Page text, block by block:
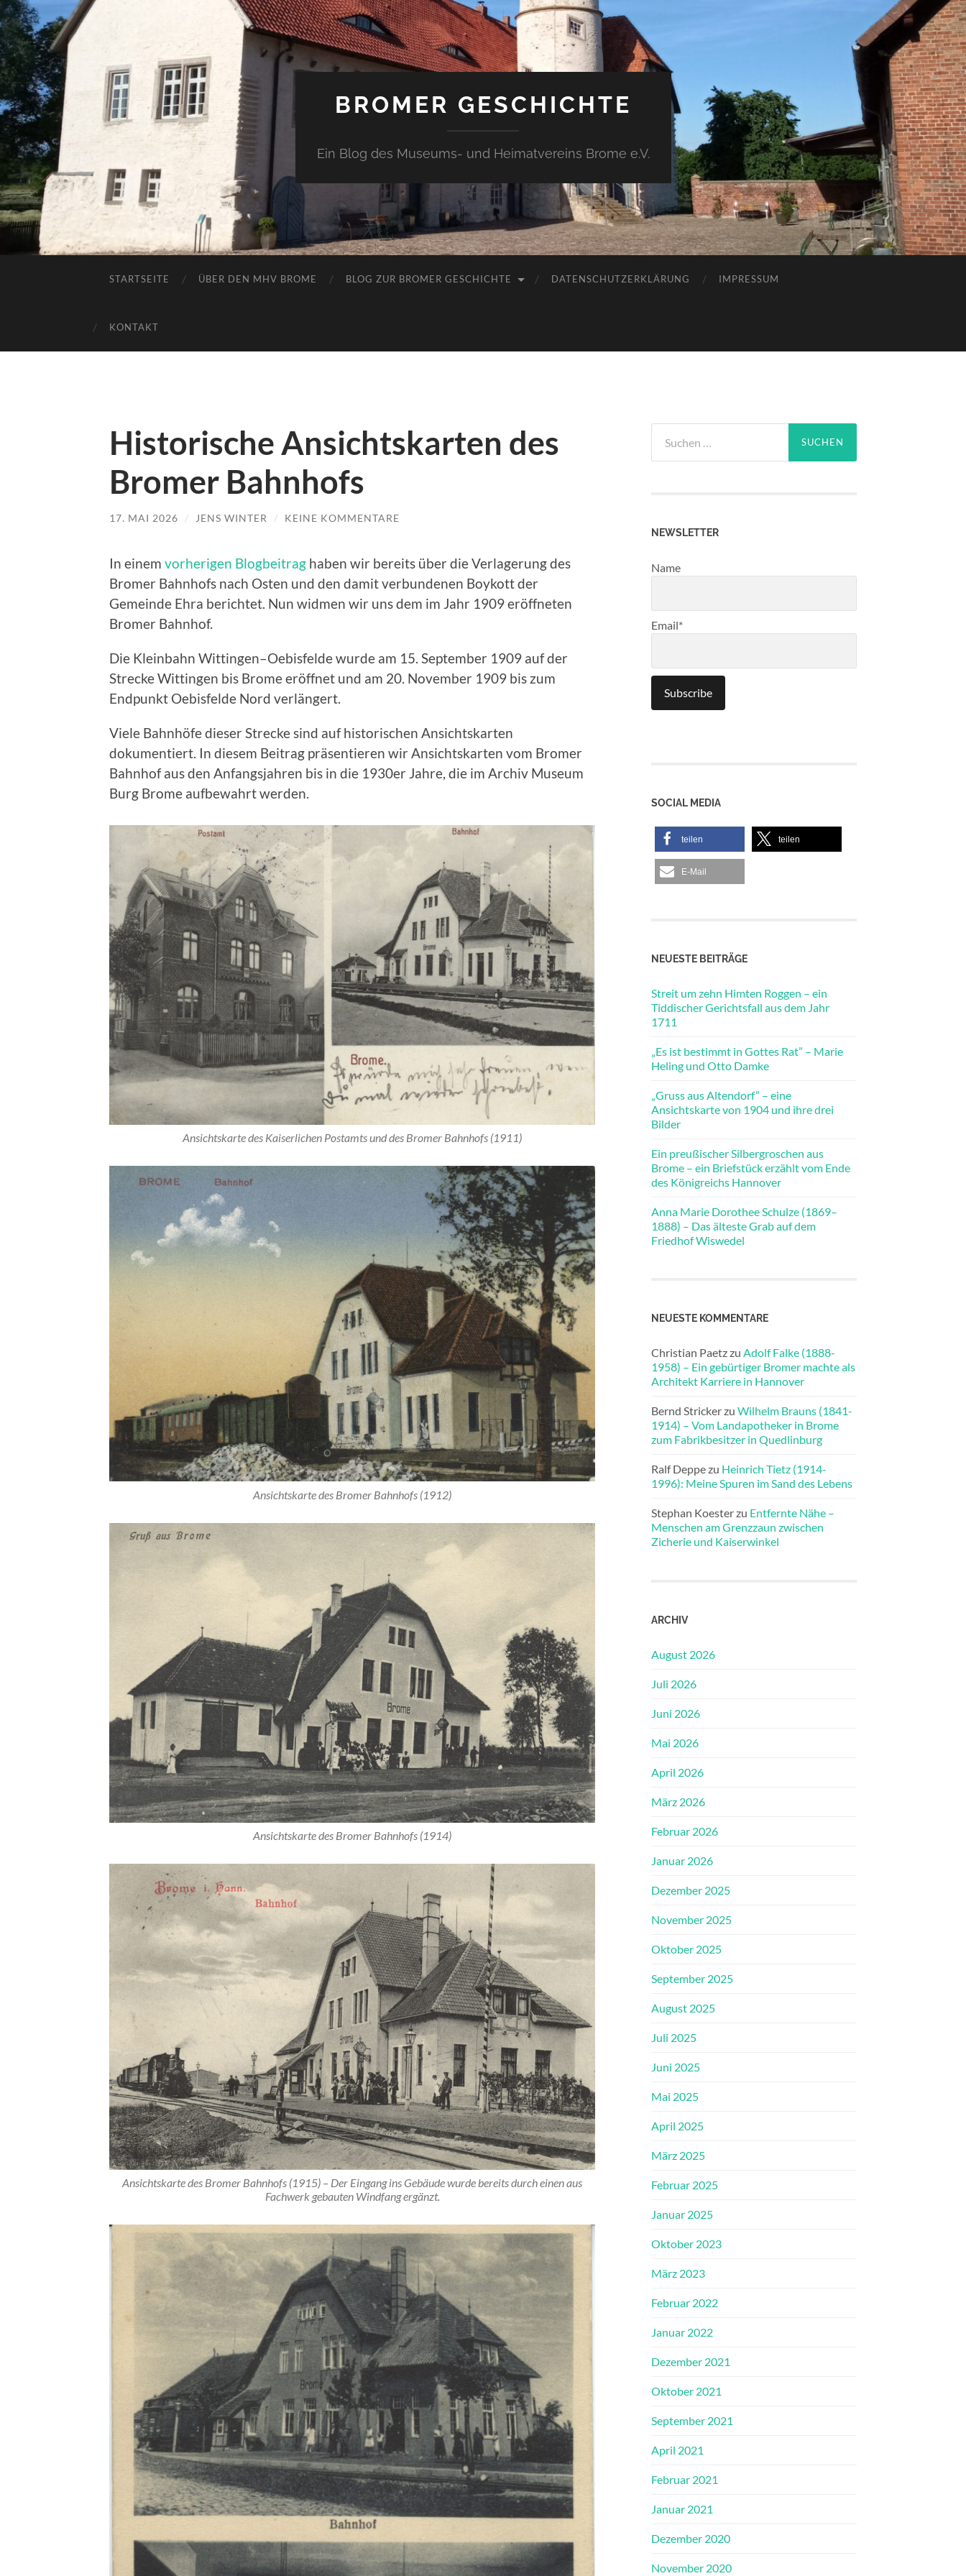
BROMER GESCHICHTE
Ein Blog des Museums- und Heimatvereins Brome e.V.
STARTSEITE ÜBER DEN MHV BROME BLOG ZUR BROMER GESCHICHTE DATENSCHUTZERKLÄRUNG IMPRESSUM
KONTAKT
Historische Ansichtskarten des
Bromer Bahnhofs
17. MAI 2026 / JENS WINTER / KEINE KOMMENTARE
In einem vorherigen Blogbeitrag haben wir bereits über die Verlagerung des
Bromer Bahnhofs nach Osten und den damit verbundenen Boykott der
Gemeinde Ehra berichtet. Nun widmen wir uns dem im Jahr 1909 eröffneten
Bromer Bahnhof.
Die Kleinbahn Wittingen–Oebisfelde wurde am 15. September 1909 auf der
Strecke Wittingen bis Brome eröffnet und am 20. November 1909 bis zum
Endpunkt Oebisfelde Nord verlängert.
Viele Bahnhöfe dieser Strecke sind auf historischen Ansichtskarten
dokumentiert. In diesem Beitrag präsentieren wir Ansichtskarten vom Bromer
Bahnhof aus den Anfangsjahren bis in die 1930er Jahre, die im Archiv Museum
Burg Brome aufbewahrt werden.
Ansichtskarte des Kaiserlichen Postamts und des Bromer Bahnhofs (1911)
Ansichtskarte des Bromer Bahnhofs (1912)
Ansichtskarte des Bromer Bahnhofs (1914)
Ansichtskarte des Bromer Bahnhofs (1915) – Der Eingang ins Gebäude wurde bereits durch einen aus
Fachwerk gebauten Windfang ergänzt.
nach:
NEWSLETTER
Name
Email*
SOCIAL MEDIA
teilen teilen
E-Mail
NEUESTE BEITRÄGE
Streit um zehn Himten Roggen – ein
Tiddischer Gerichtsfall aus dem Jahr
1711
„Es ist bestimmt in Gottes Rat” – Marie
Heling und Otto Damke
„Gruss aus Altendorf” – eine
Ansichtskarte von 1904 und ihre drei
Bilder
Ein preußischer Silbergroschen aus
Brome – ein Briefstück erzählt vom Ende
des Königreichs Hannover
Anna Marie Dorothee Schulze (1869–
1888) – Das älteste Grab auf dem
Friedhof Wiswedel
NEUESTE KOMMENTARE
Christian Paetzzu Adolf Falke (1888-
1958) – Ein gebürtiger Bromer machte als
Architekt Karriere in Hannover
Bernd Strickerzu Wilhelm Brauns (1841-
1914) – Vom Landapotheker in Brome
zum Fabrikbesitzer in Quedlinburg
Ralf Deppezu Heinrich Tietz (1914-
1996): Meine Spuren im Sand des Lebens
Stephan Koesterzu Entfernte Nähe –
Menschen am Grenzzaun zwischen
Zicherie und Kaiserwinkel
ARCHIV
August 2026
Juli 2026
Juni 2026
Mai 2026
April 2026
März 2026
Februar 2026
Januar 2026
Dezember 2025
November 2025
Oktober 2025
September 2025
August 2025
Juli 2025
Juni 2025
Mai 2025
April 2025
März 2025
Februar 2025
Januar 2025
Oktober 2023
März 2023
Februar 2022
Januar 2022
Dezember 2021
Oktober 2021
September 2021
April 2021
Februar 2021
Januar 2021
Dezember 2020
November 2020